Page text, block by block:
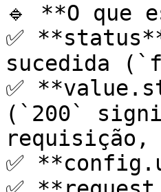
🔹 **O que
✅
sucedida
✅
(`200`
✅